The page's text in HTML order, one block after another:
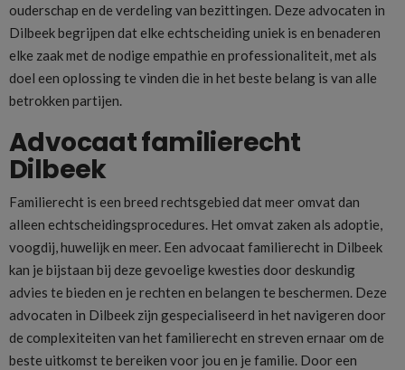
ouderschap en de verdeling van bezittingen. Deze advocaten in
Dilbeek begrijpen dat elke echtscheiding uniek is en benaderen
elke zaak met de nodige empathie en professionaliteit, met als
doel een oplossing te vinden die in het beste belang is van alle
betrokken partijen.
Advocaat familierecht
Dilbeek
Familierecht is een breed rechtsgebied dat meer omvat dan
alleen echtscheidingsprocedures. Het omvat zaken als adoptie,
voogdij, huwelijk en meer. Een advocaat familierecht in Dilbeek
kan je bijstaan bij deze gevoelige kwesties door deskundig
advies te bieden en je rechten en belangen te beschermen. Deze
advocaten in Dilbeek zijn gespecialiseerd in het navigeren door
de complexiteiten van het familierecht en streven ernaar om de
beste uitkomst te bereiken voor jou en je familie. Door een